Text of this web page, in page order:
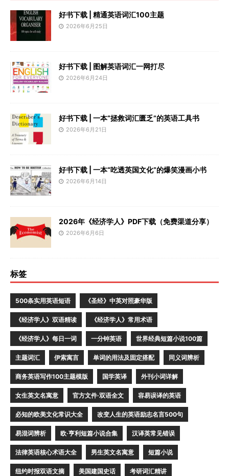
好书下载 | 精通英语词汇100主题
2026年6月25日
好书下载 | 图解英语词汇一网打尽
2026年6月24日
好书下载 | 一本“拯救词汇匮乏”的英语工具书
2026年6月21日
好书下载 | 一本“吃透英国文化”的爆笑漫画小书
2026年6月14日
2026年《经济学人》PDF下载（免费渠道分享）
2026年6月6日
标签
500条实用英语短语 《圣经》中英对照豪华版
《经济学人》双语精读 《经济学人》常用术语
《经济学人》每日一词 一分钟英语 世界经典短篇小说100篇
主题词汇 伊索寓言 单词的用法及固定搭配 同义词辨析
商务英语写作100主题模版 国学英译 外刊小词详解
女生英文名寓意 官方文件·双语全文 容易误译的英语
必知的欧美文化常识大全 改变人生的英语励志名言500句
易混词辨析 欧·亨利短篇小说合集 汉译英常见错误
法律英语核心术语大全 男生英文名寓意 短篇小说
纽约时报双语文摘 美国建国史话 考研词汇精讲